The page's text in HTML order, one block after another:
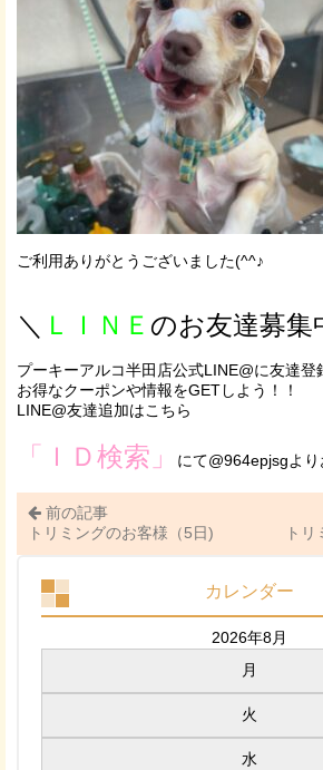
ご利用ありがとうございました(^^♪
＼ ＬＩＮＥ のお友達募集
プーキーアルコ半田店公式LINE@に友達登
お得なクーポンや情報をGETしよう！！
LINE@友達追加はこちら
「ＩＤ検索」 にて@964epjsgよ
前の記事
トリミングのお客様（5日)
ト
カレンダー
2026年8月
月
火
水